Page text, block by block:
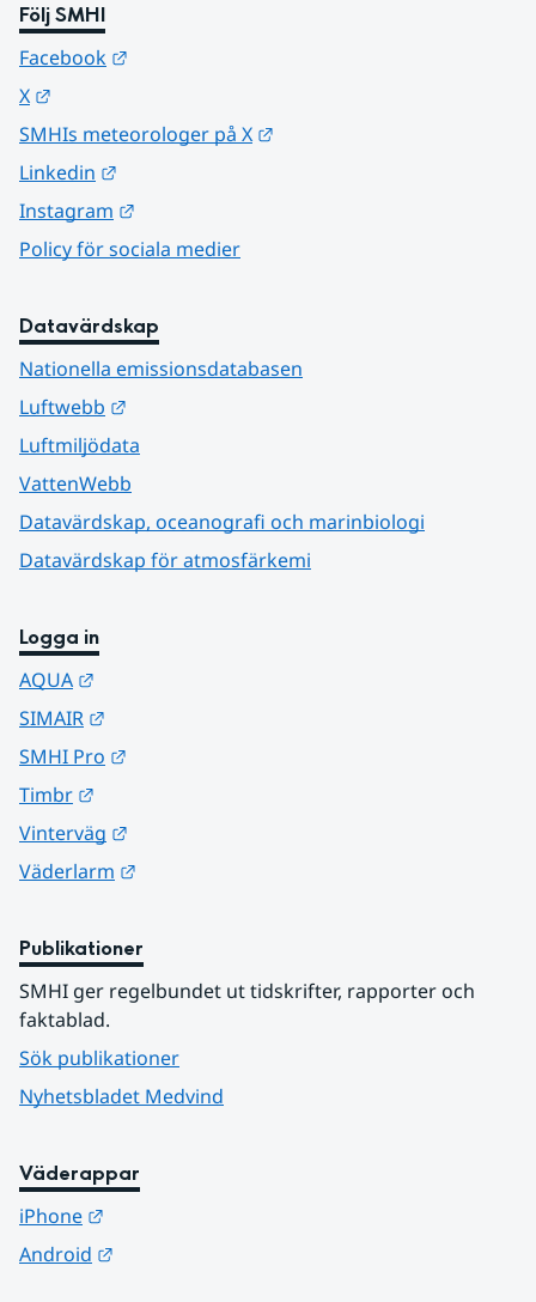
Följ SMHI
Facebook
X
SMHIs meteorologer på X
Linkedin
Instagram
Policy för sociala medier
Datavärdskap
Nationella emissionsdatabasen
Luftwebb
Luftmiljödata
VattenWebb
Datavärdskap, oceanografi och marinbiologi
Datavärdskap för atmosfärkemi
Logga in
AQUA
SIMAIR
SMHI Pro
Timbr
Vinterväg
Väderlarm
Publikationer
SMHI ger regelbundet ut tidskrifter, rapporter och
faktablad.
Sök publikationer
Nyhetsbladet Medvind
Väderappar
iPhone
Android